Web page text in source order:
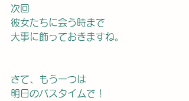
次回
彼女たちに会う時まで
大事に飾っておきますね。
さて、もう一つは
明日のバスタイムで！